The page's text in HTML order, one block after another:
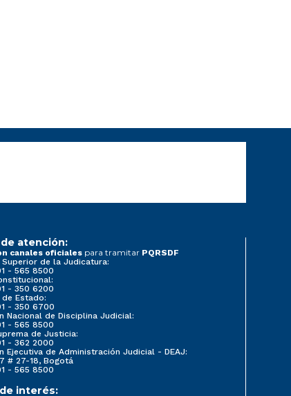
atención:
canales oficiales para tramitar PQRSDF
Superior de la Judicatura:
- 565 8500
- 350 6200
Estado:
- 350 6700
Nacional de Disciplina Judicial:
- 565 8500
de Justicia:
- 362 2000
Ejecutiva de Administración Judicial - DEAJ:
# 27-18, Bogotá
- 565 8500
interés: